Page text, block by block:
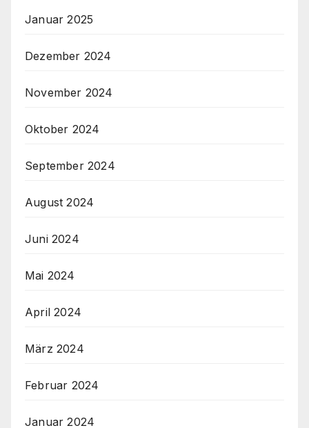
Januar 2025
Dezember 2024
November 2024
Oktober 2024
September 2024
August 2024
Juni 2024
Mai 2024
April 2024
März 2024
Februar 2024
Januar 2024